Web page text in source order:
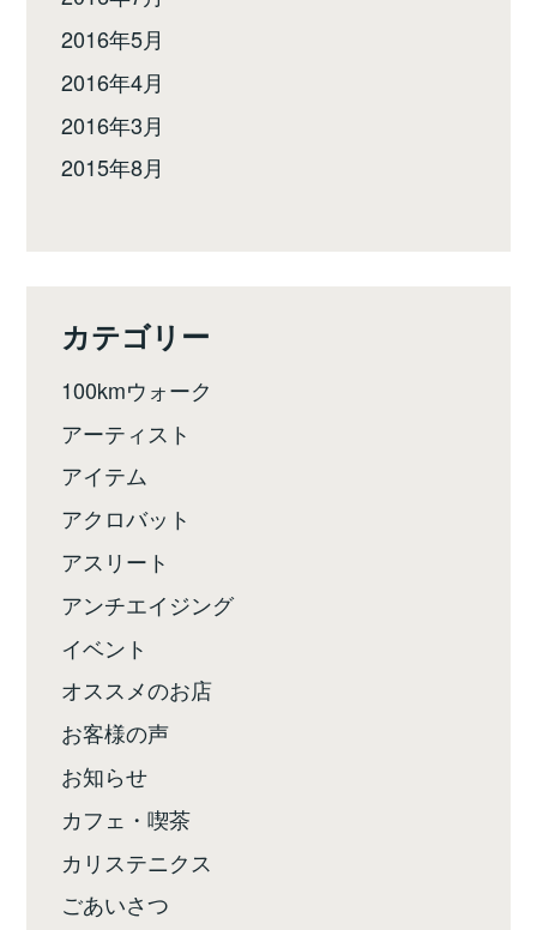
2016年5月
2016年4月
2016年3月
2015年8月
カテゴリー
100kmウォーク
アーティスト
アイテム
アクロバット
アスリート
アンチエイジング
イベント
オススメのお店
お客様の声
お知らせ
カフェ・喫茶
カリステニクス
ごあいさつ